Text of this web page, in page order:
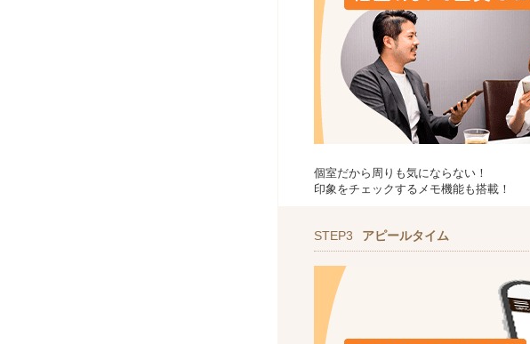
個室だから周りも気にならない！
印象をチェックするメモ機能も搭載！
STEP3 アピールタイム